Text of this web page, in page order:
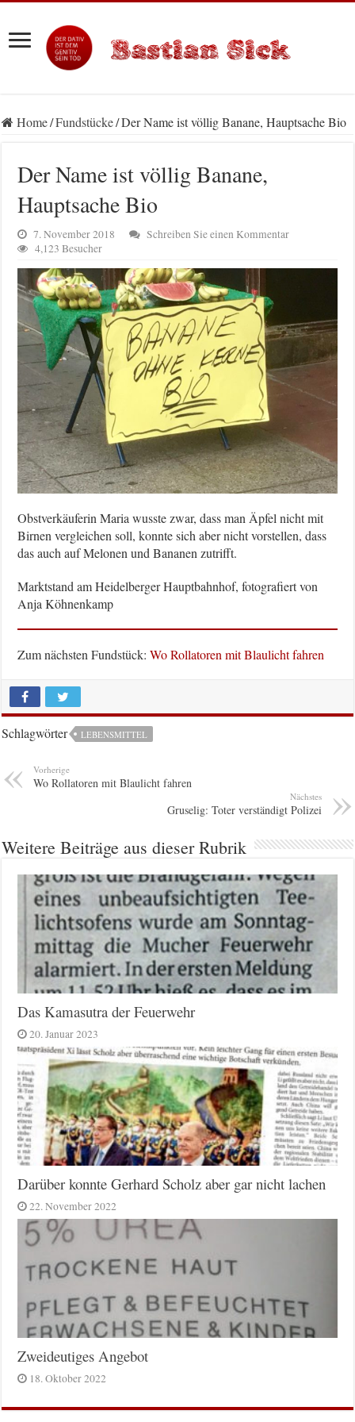
Home/Fundstücke/Der Name ist völlig Banane, Hauptsache Bio
Der Name ist völlig Banane,
Hauptsache Bio
7. November 2018
Schreiben Sie einen Kommentar
4,123 Besucher
Obstverkäuferin Maria wusste zwar, dass man Äpfel nicht mit
Birnen vergleichen soll, konnte sich aber nicht vorstellen, dass
das auch auf Melonen und Bananen zutrifft.
Marktstand am Heidelberger Hauptbahnhof, fotografiert von
Anja Köhnenkamp
Zum nächsten Fundstück:Wo Rollatoren mit Blaulicht fahren
Schlagwörter LEBENSMITTEL
Vorherige
Wo Rollatoren mit Blaulicht fahren
Nächstes
Gruselig: Toter verständigt Polizei
Weitere Beiträge aus dieser Rubrik
Das Kamasutra der Feuerwehr
20. Januar 2023
Darüber konnte Gerhard Scholz aber gar nicht lachen
22. November 2022
Zweideutiges Angebot
18. Oktober 2022